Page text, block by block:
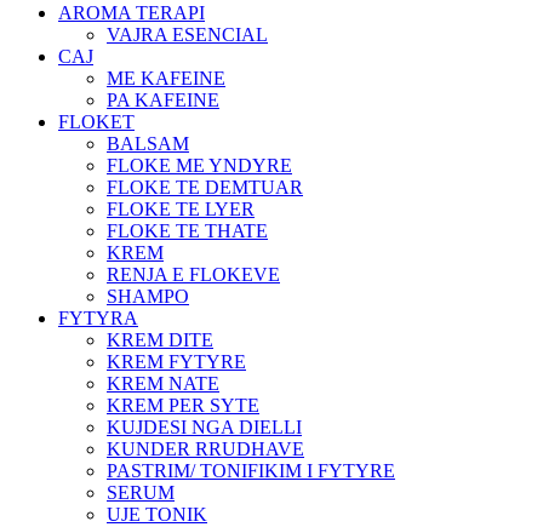
AROMA TERAPI
VAJRA ESENCIAL
CAJ
ME KAFEINE
PA KAFEINE
FLOKET
BALSAM
FLOKE ME YNDYRE
FLOKE TE DEMTUAR
FLOKE TE LYER
FLOKE TE THATE
KREM
RENJA E FLOKEVE
SHAMPO
FYTYRA
KREM DITE
KREM FYTYRE
KREM NATE
KREM PER SYTE
KUJDESI NGA DIELLI
KUNDER RRUDHAVE
PASTRIM/ TONIFIKIM I FYTYRE
SERUM
UJE TONIK